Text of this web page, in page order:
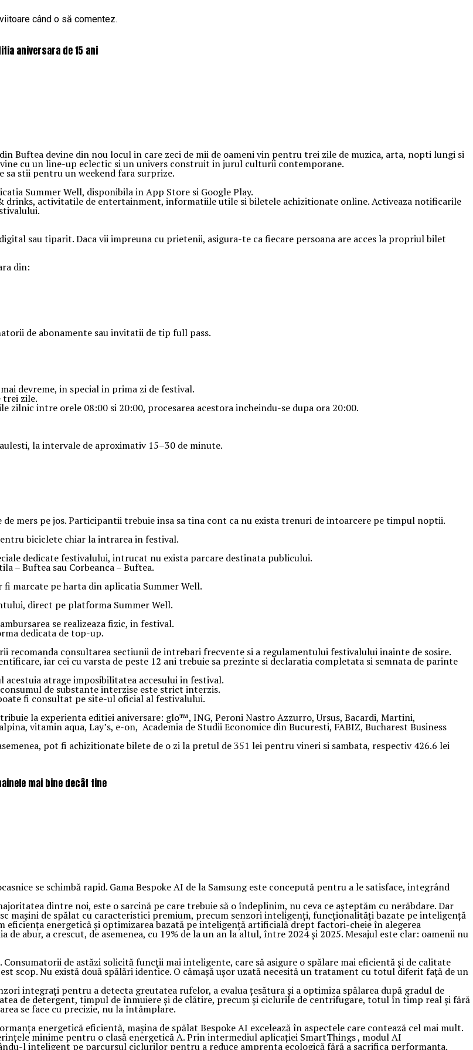
când o să comentez.
aniversara de 15 ani
Buftea devine din nou locul in care zeci de mii de oameni vin pentru trei zile de muzica, arta, nopti lungi si
cu un line-up eclectic si un univers construit in jurul culturii contemporane.
stii pentru un weekend fara surprize.
Summer Well, disponibila in App Store si Google Play.
drinks, activitatile de entertainment, informatiile utile si biletele achizitionate online. Activeaza notificarile
sau tiparit. Daca vii impreuna cu prietenii, asigura-te ca fiecare persoana are acces la propriul bilet
din:
de abonamente sau invitatii de tip full pass.
devreme, in special in prima zi de festival.
trei zile.
intre orele 08:00 si 20:00, procesarea acestora incheindu-se dupa ora 20:00.
la intervale de aproximativ 15–30 de minute.
mers pe jos. Participantii trebuie insa sa tina cont ca nu exista trenuri de intoarcere pe timpul noptii.
biciclete chiar la intrarea in festival.
dedicate festivalului, intrucat nu exista parcare destinata publicului.
– Buftea sau Corbeanca – Buftea.
marcate pe harta din aplicatia Summer Well.
direct pe platforma Summer Well.
se realizeaza fizic, in festival.
dedicata de top-up.
consultarea sectiunii de intrebari frecvente si a regulamentului festivalului inainte de sosire.
iar cei cu varsta de peste 12 ani trebuie sa prezinte si declaratia completata si semnata de parinte
atrage imposibilitatea accesului in festival.
de substante interzise este strict interzis.
fi consultat pe site-ul oficial al festivalului.
la experienta editiei aniversare: glo™, ING, Peroni Nastro Azzurro, Ursus, Bacardi, Martini,
vitamin aqua, Lay’s, e-on, Academia de Studii Economice din Bucuresti, FABIZ, Bucharest Business
pot fi achizitionate bilete de o zi la pretul de 351 lei pentru vineri si sambata, respectiv 426.6 lei
mai bine decât tine
se schimbă rapid. Gama Bespoke AI de la Samsung este concepută pentru a le satisface, integrând
dintre noi, este o sarcină pe care trebuie să o îndeplinim, nu ceva ce așteptăm cu nerăbdare. Dar
mașini de spălat cu caracteristici premium, precum senzori inteligenți, funcționalități bazate pe inteligență
energetică și optimizarea bazată pe inteligență artificială drept factori-cheie în alegerea
abur, a crescut, de asemenea, cu 19% de la un an la altul, între 2024 și 2025. Mesajul este clar: oamenii nu
de astăzi solicită funcții mai inteligente, care să asigure o spălare mai eficientă și de calitate
scop. Nu există două spălări identice. O cămașă ușor uzată necesită un tratament cu totul diferit față de un
integrați pentru a detecta greutatea rufelor, a evalua țesătura și a optimiza spălarea după gradul de
de detergent, timpul de înmuiere și de clătire, precum și ciclurile de centrifugare, totul în timp real și fără
se face cu precizie, nu la întâmplare.
energetică eficientă, mașina de spălat Bespoke AI excelează în aspectele care contează cel mai mult.
minime pentru o clasă energetică A. Prin intermediul aplicației SmartThings , modul AI
l inteligent pe parcursul ciclurilor pentru a reduce amprenta ecologică fără a sacrifica performanța.